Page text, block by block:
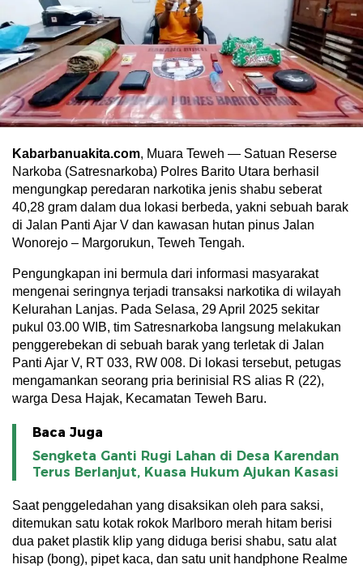
Kabarbanuakita.com, Muara Teweh — Satuan Reserse
Narkoba (Satresnarkoba) Polres Barito Utara berhasil
mengungkap peredaran narkotika jenis shabu seberat
40,28 gram dalam dua lokasi berbeda, yakni sebuah barak
di Jalan Panti Ajar V dan kawasan hutan pinus Jalan
Wonorejo – Margorukun, Teweh Tengah.
Pengungkapan ini bermula dari informasi masyarakat
mengenai seringnya terjadi transaksi narkotika di wilayah
Kelurahan Lanjas. Pada Selasa, 29 April 2025 sekitar
pukul 03.00 WIB, tim Satresnarkoba langsung melakukan
penggerebekan di sebuah barak yang terletak di Jalan
Panti Ajar V, RT 033, RW 008. Di lokasi tersebut, petugas
mengamankan seorang pria berinisial RS alias R (22),
warga Desa Hajak, Kecamatan Teweh Baru.
Baca Juga
Sengketa Ganti Rugi Lahan di Desa Karendan
Terus Berlanjut, Kuasa Hukum Ajukan Kasasi
Saat penggeledahan yang disaksikan oleh para saksi,
ditemukan satu kotak rokok Marlboro merah hitam berisi
dua paket plastik klip yang diduga berisi shabu, satu alat
hisap (bong), pipet kaca, dan satu unit handphone Realme